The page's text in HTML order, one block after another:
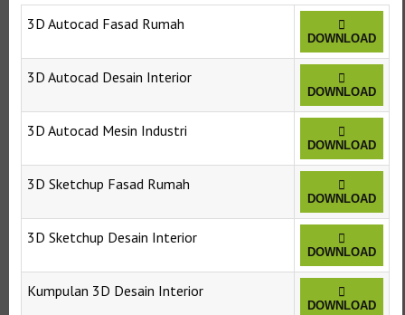
3D Autocad Fasad Rumah
DOWNLOAD
3D Autocad Desain Interior
DOWNLOAD
3D Autocad Mesin Industri
DOWNLOAD
3D Sketchup Fasad Rumah
DOWNLOAD
3D Sketchup Desain Interior
DOWNLOAD
Kumpulan 3D Desain Interior
DOWNLOAD